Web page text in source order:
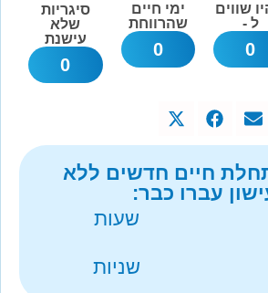
שווים
ל -
0
ימי חיים
שהרווחת
0
סיגריות
שלא
עישנת
0
חיים חדשים ללא
עברו כבר:
שעות
שניות